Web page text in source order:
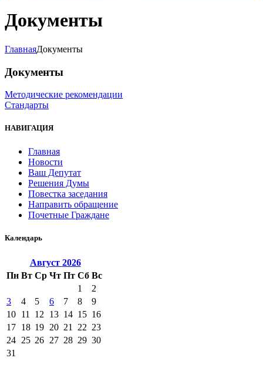
Документы
ГлавнаяДокументы
Документы
Методические рекомендации
Стандарты
НАВИГАЦИЯ
Главная
Новости
Ваш Депутат
Решения Думы
Повестка заседания
Направить обращение
Почетные Граждане
Календарь
Август 2026
Пн Вт Ср Чт Пт Сб Вс
1
2
3
4 5 6 7 8
9
10 11 12 13 14 15 16
17 18 19 20 21 22 23
24 25 26 27 28 29 30
31